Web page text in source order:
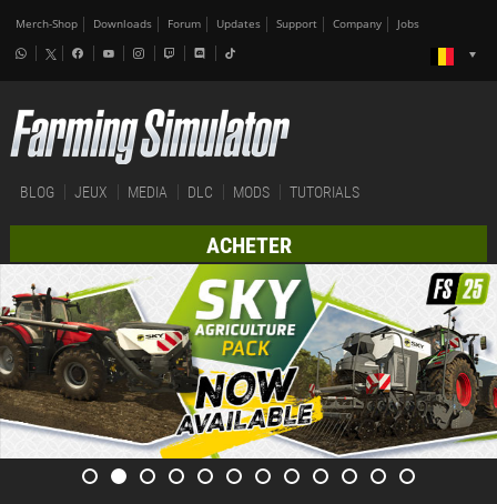
Merch-Shop Downloads Forum Updates Support Company Jobs
BLOG JEUX MEDIA DLC MODS TUTORIALS
ACHETER